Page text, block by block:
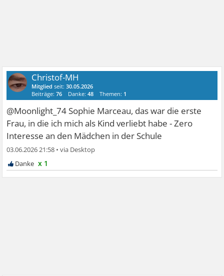
Christof-MH
Mitglied seit:30.05.2026
Beiträge:76 Danke:48 Themen: 1
@Moonlight_74 Sophie Marceau, das war die erste
Frau, in die ich mich als Kind verliebt habe - Zero
Interesse an den Mädchen in der Schule
03.06.2026 21:58 •
x 1